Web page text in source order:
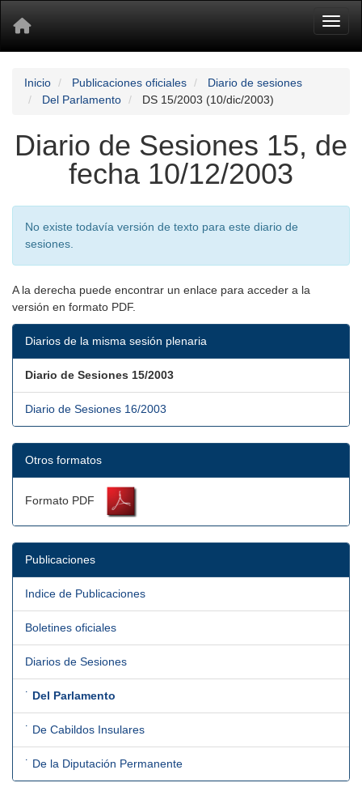
Inicio Publicaciones oficiales
Diario de sesiones
Del Parlamento
DS 15/2003 (10/dic/2003)
Diario de Sesiones 15, de
fecha 10/12/2003
No existe todavía versión de texto para este diario de
sesiones.
A la derecha puede encontrar un enlace para acceder a la
versión en formato PDF.
Diarios de la misma sesión plenaria
Diario de Sesiones 15/2003
Diario de Sesiones 16/2003
Otros formatos
Formato PDF
Publicaciones
Indice de Publicaciones
Boletines oficiales
Diarios de Sesiones
˙ Del Parlamento
˙ De Cabildos Insulares
˙ De la Diputación Permanente